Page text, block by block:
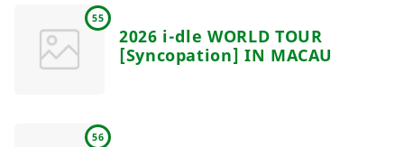
55
2026 i-dle WORLD TOUR
[Syncopation] IN MACAU
56